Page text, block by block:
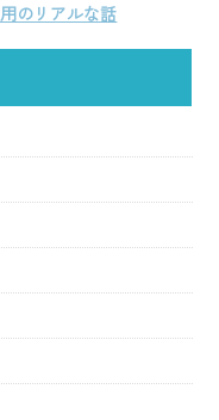
のリアルな話